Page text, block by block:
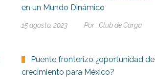
en un Mundo Dinámico
15 agosto, 2023 Por : Club de Carga
Puente fronterizo ¿oportunidad de
crecimiento para México?